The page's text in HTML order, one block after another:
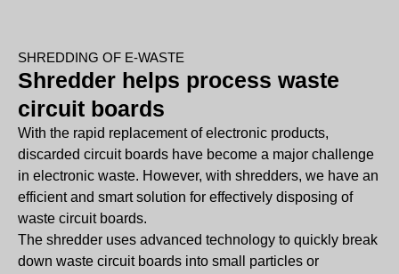
SHREDDING OF E-WASTE
Shredder helps process waste
circuit boards
With the rapid replacement of electronic products,
discarded circuit boards have become a major challenge
in electronic waste. However, with shredders, we have an
efficient and smart solution for effectively disposing of
waste circuit boards.
The shredder uses advanced technology to quickly break
down waste circuit boards into small particles or